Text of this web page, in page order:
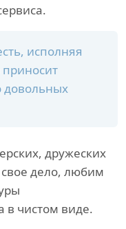
исполняя
довольных
дружеских
дело, любим
в чистом виде.